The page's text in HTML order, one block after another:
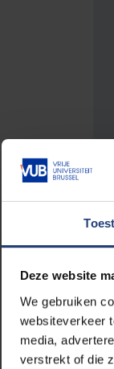
Deze website
We gebruiken
websiteverkeer
media,
verstrekt of die